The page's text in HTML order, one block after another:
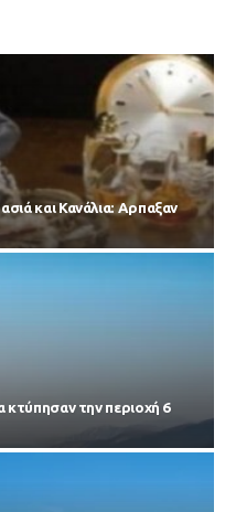
και Κανάλια: Αρπαξαν
κτύπησαν την περιοχή 6